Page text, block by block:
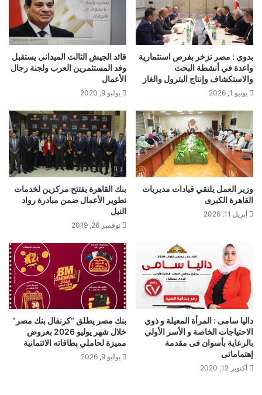
بدوي : مصر تزخر بفرص استثمارية
واعدة في أنشطة البحث
والاستكشاف وإنتاج البترول والغاز
يونيو 1, 2026
قائد الجيش الثالث الميدانى يستقبل
وفد المستثمرين العرب ولجنة رجال
الأعمال
يوليو 9, 2020
وزير العمل يلتقي قيادات مديريات
القاهرة الكبرى
أبريل 11, 2026
بنك القاهرة يفتتح مركزين لخدمات
تطوير الأعمال ضمن مبادرة رواد
النيل
نوفمبر 26, 2019
داليا سامى : المرأة المعيلة و ذوي
الاحتياجات الخاصة و الأسر الأولي
بالرعاية بأسوان فى مقدمة
إهتماماتى
أكتوبر 12, 2020
بنك مصر يطلق “كرنفال بنك مصر”
خلال شهر يوليو 2026 بعروض
مميزة لحاملي بطاقاته الائتمانية
يوليو 9, 2026